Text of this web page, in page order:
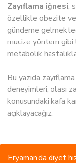
Zayıflama iğnesi,
özellikle obezite ve
gündeme
mucize yöntem gibi
metabolik
Bu yazıda
deneyimleri, olası
konusundaki kafa
açıklayacağız.
Eryaman’da diyet